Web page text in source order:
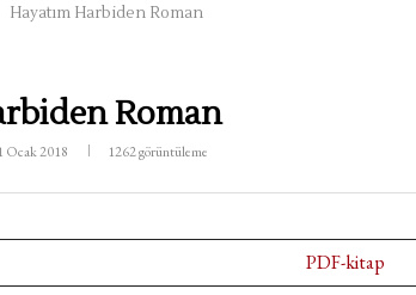
Hayatım Harbiden Roman
Roman
Ocak 2018 1262görüntüleme
PDF-kitap